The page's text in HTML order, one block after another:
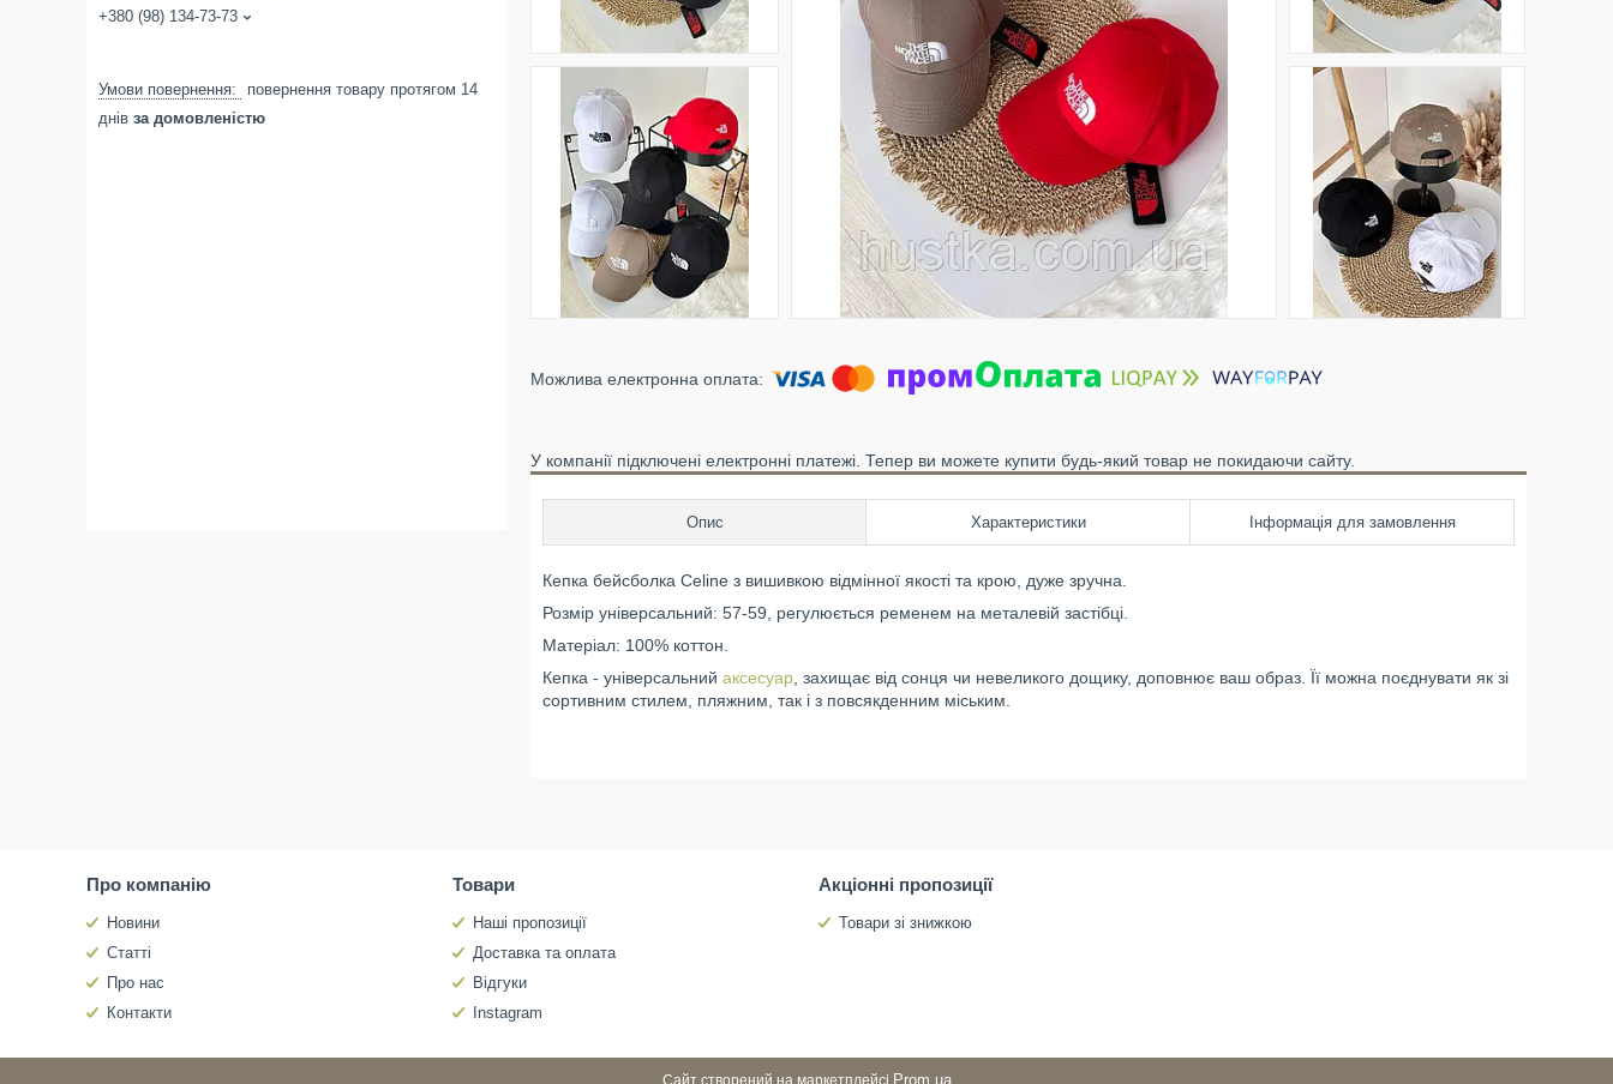
У компанії підключені електронні платежі. Тепер ви можете купити будь-який товар не покидаючи сайту.
Опис Характеристики Інформація для замовлення
Кепка бейсболка Celine з вишивкою відмінної якості та крою, дуже зручна.
Розмір універсальний: 57-59, регулюється ременем на металевій застібці.
Матеріал: 100% коттон.
Кепка - універсальний аксесуар , захищає від сонця чи невеликого дощику, доповнює ваш образ. Її можна поєднувати як зі
сортивним стилем, пляжним, так і з повсякденним міським.
+380 (98) 134-73-73
повернення товару протягом 14
днів за домовленістю
Про компанію
Новини
Статті
Про нас
Контакти
Товари
Наші пропозиції
Доставка та оплата
Відгуки
Instagram
Акціонні пропозиції
Товари зі знижкою
Сайт створений на маркетплейсі Prom.ua